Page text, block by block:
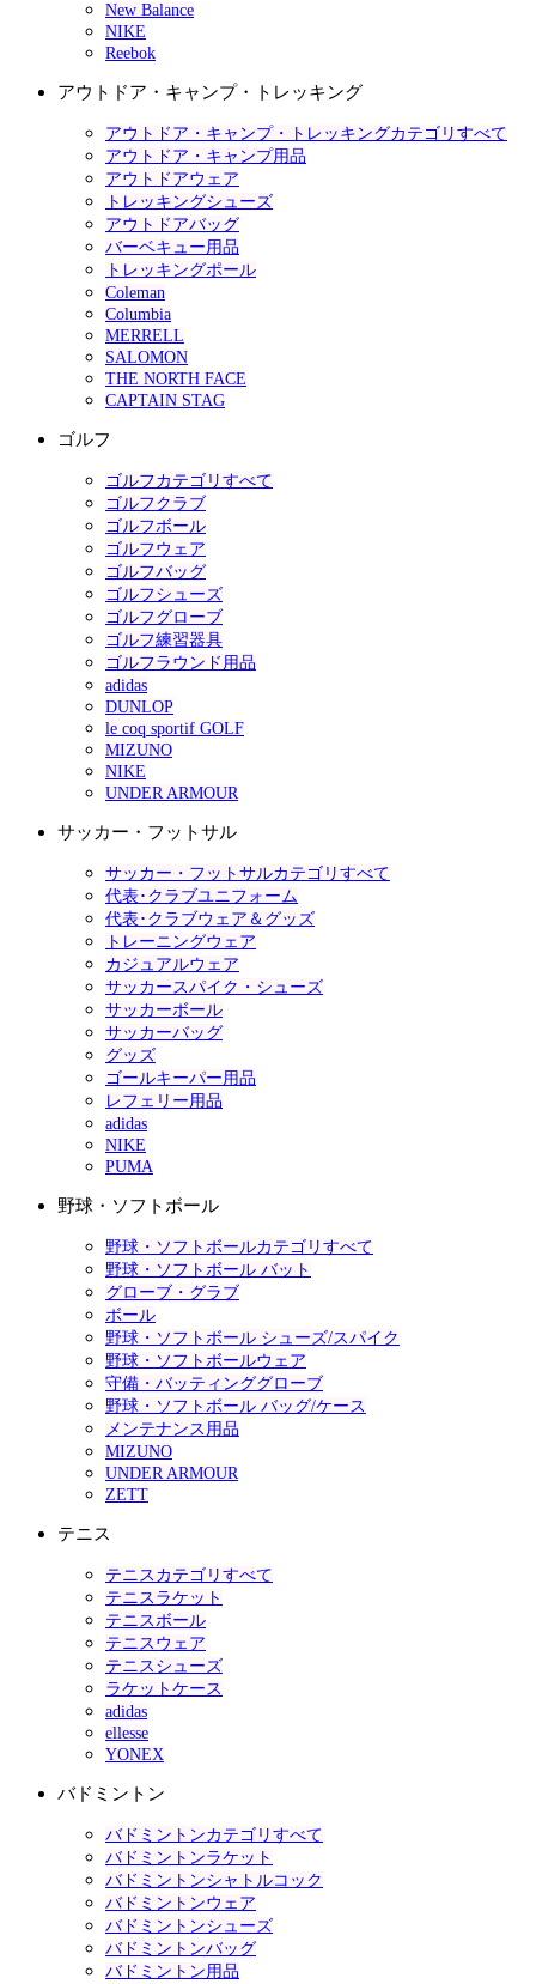
New Balance
NIKE
Reebok
アウトドア・キャンプ・トレッキング
アウトドア・キャンプ・トレッキングカテゴリすべて
アウトドア・キャンプ用品
アウトドアウェア
トレッキングシューズ
アウトドアバッグ
バーベキュー用品
トレッキングポール
Coleman
Columbia
MERRELL
SALOMON
THE NORTH FACE
CAPTAIN STAG
ゴルフ
ゴルフカテゴリすべて
ゴルフクラブ
ゴルフボール
ゴルフウェア
ゴルフバッグ
ゴルフシューズ
ゴルフグローブ
ゴルフ練習器具
ゴルフラウンド用品
adidas
DUNLOP
le coq sportif GOLF
MIZUNO
NIKE
UNDER ARMOUR
サッカー・フットサル
サッカー・フットサルカテゴリすべて
代表･クラブユニフォーム
代表･クラブウェア＆グッズ
トレーニングウェア
カジュアルウェア
サッカースパイク・シューズ
サッカーボール
サッカーバッグ
グッズ
ゴールキーパー用品
レフェリー用品
adidas
NIKE
PUMA
野球・ソフトボール
野球・ソフトボールカテゴリすべて
野球・ソフトボール バット
グローブ・グラブ
ボール
野球・ソフトボール シューズ/スパイク
野球・ソフトボールウェア
守備・バッティンググローブ
野球・ソフトボール バッグ/ケース
メンテナンス用品
MIZUNO
UNDER ARMOUR
ZETT
テニス
テニスカテゴリすべて
テニスラケット
テニスボール
テニスウェア
テニスシューズ
ラケットケース
adidas
ellesse
YONEX
バドミントン
バドミントンカテゴリすべて
バドミントンラケット
バドミントンシャトルコック
バドミントンウェア
バドミントンシューズ
バドミントンバッグ
バドミントン用品